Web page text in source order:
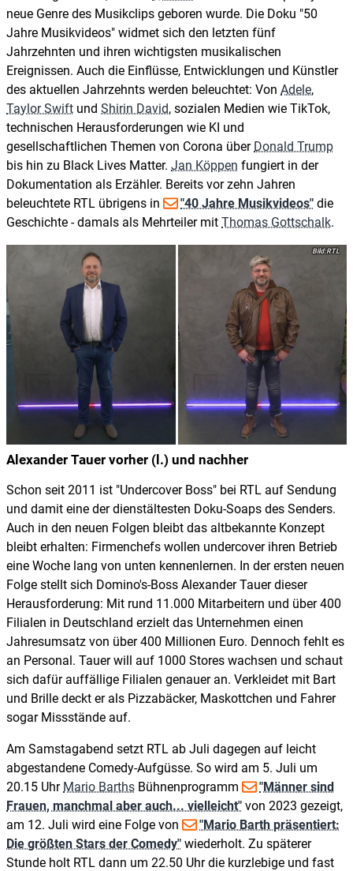
neue Genre des Musikclips geboren wurde. Die Doku "50
Jahre Musikvideos" widmet sich den letzten fünf
Jahrzehnten und ihren wichtigsten musikalischen
Ereignissen. Auch die Einflüsse, Entwicklungen und Künstler
des aktuellen Jahrzehnts werden beleuchtet: Von Adele,
Taylor Swift und Shirin David, sozialen Medien wie TikTok,
technischen Herausforderungen wie KI und
gesellschaftlichen Themen von Corona über Donald Trump
bis hin zu Black Lives Matter. Jan Köppen fungiert in der
Dokumentation als Erzähler. Bereits vor zehn Jahren
beleuchtete RTL übrigens in
"40 Jahre Musikvideos" die
Geschichte - damals als Mehrteiler mit Thomas Gottschalk.
Alexander Tauer vorher (l.) und nachher
RTL
Schon seit 2011 ist "Undercover Boss" bei RTL auf Sendung
und damit eine der dienstältesten Doku-Soaps des Senders.
Auch in den neuen Folgen bleibt das altbekannte Konzept
bleibt erhalten: Firmenchefs wollen undercover ihren Betrieb
eine Woche lang von unten kennenlernen. In der ersten neuen
Folge stellt sich Domino's-Boss Alexander Tauer dieser
Herausforderung: Mit rund 11.000 Mitarbeitern und über 400
Filialen in Deutschland erzielt das Unternehmen einen
Jahresumsatz von über 400 Millionen Euro. Dennoch fehlt es
an Personal. Tauer will auf 1000 Stores wachsen und schaut
sich dafür auffällige Filialen genauer an. Verkleidet mit Bart
und Brille deckt er als Pizzabäcker, Maskottchen und Fahrer
sogar Missstände auf.
Am Samstagabend setzt RTL ab Juli dagegen auf leicht
abgestandene Comedy-Aufgüsse. So wird am 5. Juli um
20.15 Uhr Mario Barths Bühnenprogramm
"Männer sind
Frauen, manchmal aber auch... vielleicht" von 2023 gezeigt,
am 12. Juli wird eine Folge von
"Mario Barth präsentiert:
Die größten Stars der Comedy" wiederholt. Zu späterer
Stunde holt RTL dann um 22.50 Uhr die kurzlebige und fast